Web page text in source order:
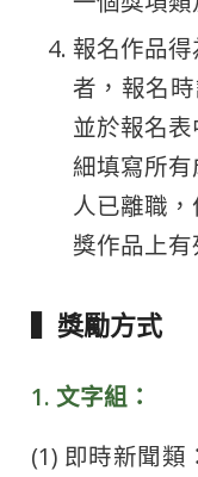
報名作品
者，報名
並於報名
細填寫所
人已離職
獎作品上
▍獎勵方式
1. 文字組：
(1) 即時新聞類